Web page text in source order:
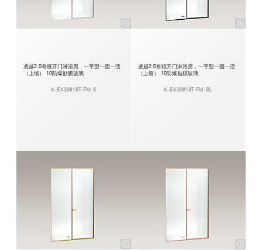
凌越2.0有框开门淋浴房，一字型一固一活
（上墙） 10防爆贴膜玻璃
K-EX39818T-FM-S
凌越2.0有框开门淋浴房，一字型一固一活
（上墙） 10防爆贴膜玻璃
K-EX39818T-FM-BL